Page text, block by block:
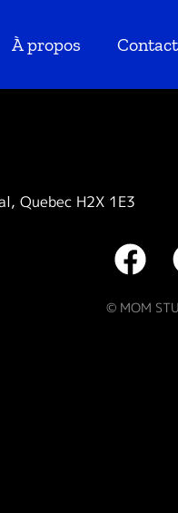
À propos Contact
Quebec H2X 1E3
© MOM